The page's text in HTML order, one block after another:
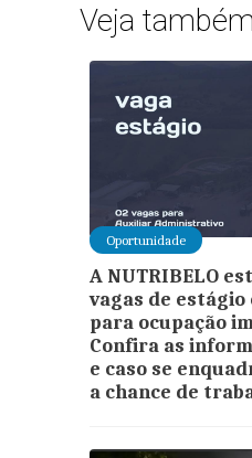
Veja também
Oportunidade
A NUTRIBELO
vagas de
para ocupação
Confira as
e caso se
a chance de